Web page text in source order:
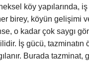
köy yapılarında,
birey, köyün gelişimi
o kadar çok saygı
İş gücü,
Burada tazminat,